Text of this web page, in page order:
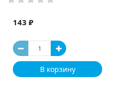
143 ₽
В корзину